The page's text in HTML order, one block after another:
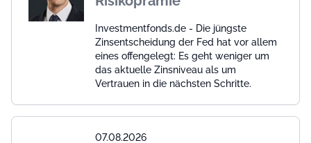
Investmentfonds.de - Die jüngste
Zinsentscheidung der Fed hat vor allem
eines offengelegt: Es geht weniger um
das aktuelle Zinsniveau als um
Vertrauen in die nächsten Schritte.
07.08.2026